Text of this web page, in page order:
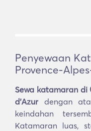
Penyewaan
Provence-
Sewa katamaran di
d'Azur dengan
keindahan
Katamaran luas,